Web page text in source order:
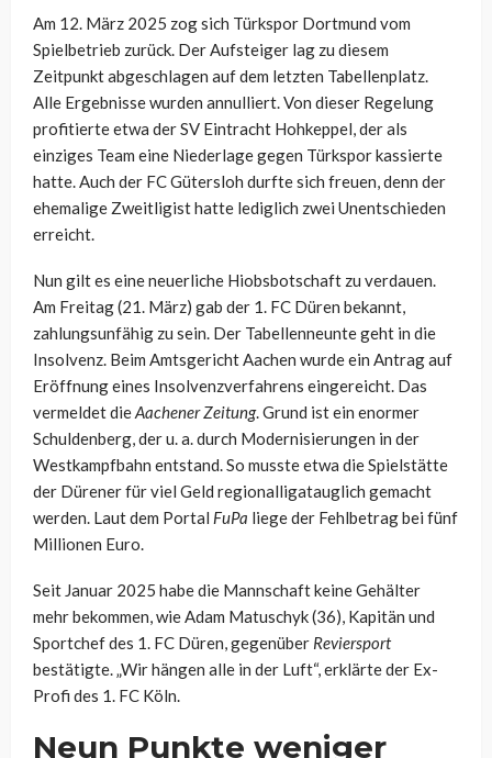
Am 12. März 2025 zog sich Türkspor Dortmund vom
Spielbetrieb zurück. Der Aufsteiger lag zu diesem
Zeitpunkt abgeschlagen auf dem letzten Tabellenplatz.
Alle Ergebnisse wurden annulliert. Von dieser Regelung
profitierte etwa der SV Eintracht Hohkeppel, der als
einziges Team eine Niederlage gegen Türkspor kassierte
hatte. Auch der FC Gütersloh durfte sich freuen, denn der
ehemalige Zweitligist hatte lediglich zwei Unentschieden
erreicht.
Nun gilt es eine neuerliche Hiobsbotschaft zu verdauen.
Am Freitag (21. März) gab der 1. FC Düren bekannt,
zahlungsunfähig zu sein. Der Tabellenneunte geht in die
Insolvenz. Beim Amtsgericht Aachen wurde ein Antrag auf
Eröffnung eines Insolvenzverfahrens eingereicht. Das
vermeldet dieAachener Zeitung. Grund ist ein enormer
Schuldenberg, der u. a. durch Modernisierungen in der
Westkampfbahn entstand. So musste etwa die Spielstätte
der Dürener für viel Geld regionalligatauglich gemacht
werden. Laut dem Portal FuPa liege der Fehlbetrag bei fünf
Millionen Euro.
Seit Januar 2025 habe die Mannschaft keine Gehälter
mehr bekommen, wie Adam Matuschyk (36), Kapitän und
Sportchef des 1. FC Düren, gegenüber Reviersport
bestätigte. „Wir hängen alle in der Luft“, erklärte der Ex-
Profi des 1. FC Köln.
Neun Punkte weniger